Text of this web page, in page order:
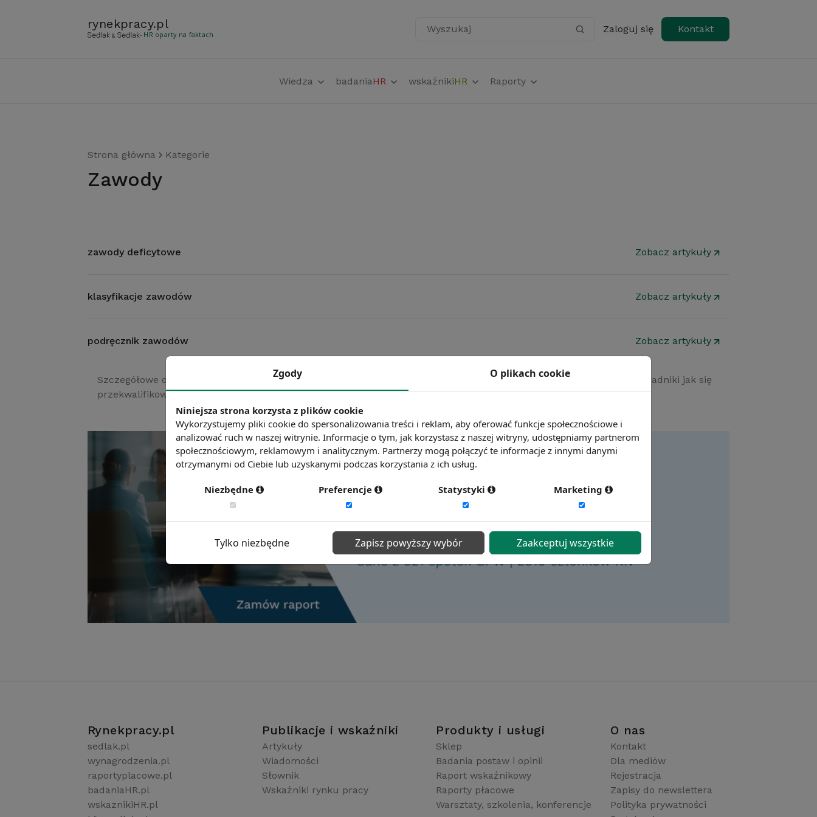
rynekpracy.pl
- HR oparty na faktach Wyszukaj Zaloguj się Kontakt
Wiedza badaniaHR wskaźnikiHR Raporty
Strona główna Kategorie
Zawody
zawody deficytowe Zobacz artykuły
klasyfikacje zawodów Zobacz artykuły
podręcznik zawodów Zobacz artykuły
Szczegółowe opisy i analizy zawodów, zawody deficytowe, perspektywy pracy dla specjalistów z różnych dziedzin. Poradniki jak się
przekwalifikować i w których zawodach pracownicy są najbardziej poszukiwani.
Rynekpracy.pl
sedlak.pl
wynagrodzenia.pl
raportyplacowe.pl
badaniaHR.pl
wskaznikiHR.pl
Publikacje i wskaźniki
Artykuły
Wiadomości
Słownik
Wskaźniki rynku pracy
Produkty i usługi
Sklep
Badania postaw i opinii
Raport wskaźnikowy
Raporty płacowe
Warsztaty, szkolenia, konferencje
O nas
Kontakt
Dla mediów
Rejestracja
Zapisy do newslettera
Polityka prywatności
Zgody O plikach cookie
Niniejsza strona korzysta z plików cookie
Wykorzystujemy pliki cookie do spersonalizowania treści i reklam, aby oferować funkcje społecznościowe i
analizować ruch w naszej witrynie. Informacje o tym, jak korzystasz z naszej witryny, udostępniamy partnerom
społecznościowym, reklamowym i analitycznym. Partnerzy mogą połączyć te informacje z innymi danymi
otrzymanymi od Ciebie lub uzyskanymi podczas korzystania z ich usług.
Niezbędne Preferencje Statystyki Marketing
Tylko niezbędne Zapisz powyższy wybór Zaakceptuj wszystkie